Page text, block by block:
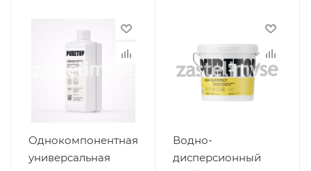
Однокомпонентная
универсальная
Водно-
дисперсионный